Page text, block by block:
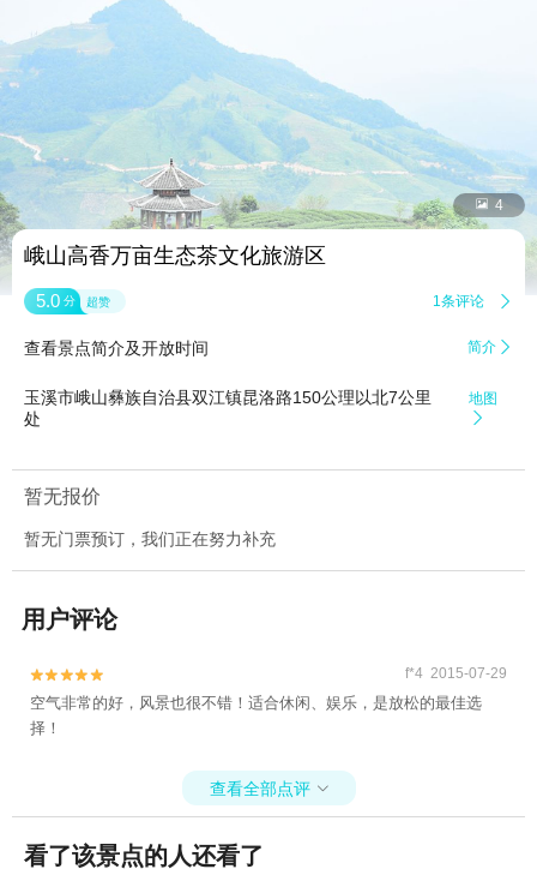
 4
峨山高香万亩生态茶文化旅游区
5.0 分 超赞 1条评论 
查看景点简介及开放时间 简介 
玉溪市峨山彝族自治县双江镇昆洛路150公理以北7公里
处
地图

暂无报价
暂无门票预订，我们正在努力补充
用户评论

 f*4 2015-07-29
空气非常的好，风景也很不错！适合休闲、娱乐，是放松的最佳选
择！
查看全部点评 
看了该景点的人还看了